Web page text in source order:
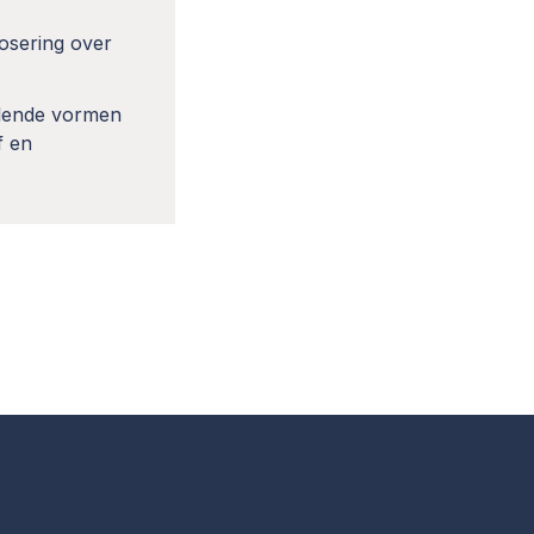
over
vormen
en